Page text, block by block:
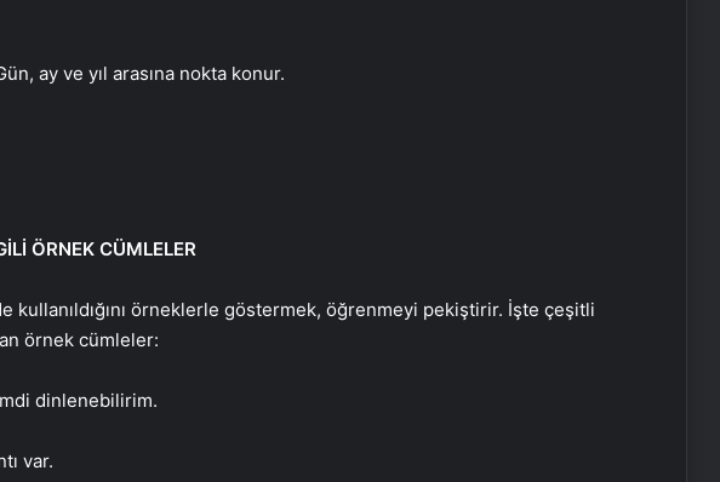
ay ve yıl arasına nokta konur.
ÖRNEK CÜMLELER
kullanıldığını örneklerle göstermek, öğrenmeyi pekiştirir. İşte çeşitli
örnek cümleler:
dinlenebilirim.
var.